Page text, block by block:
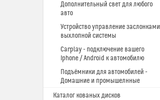
Дополнительный свет для любого
авто
Устройство управление заслонками
выхлопной системы
Carplay - подключение вашего
Iphone / Android к автомобилю
Подъёмники для автомобилей -
Домашние и промышелнные
Каталог кованых дисков